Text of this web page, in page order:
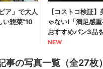
事の写真一覧（全27枚）